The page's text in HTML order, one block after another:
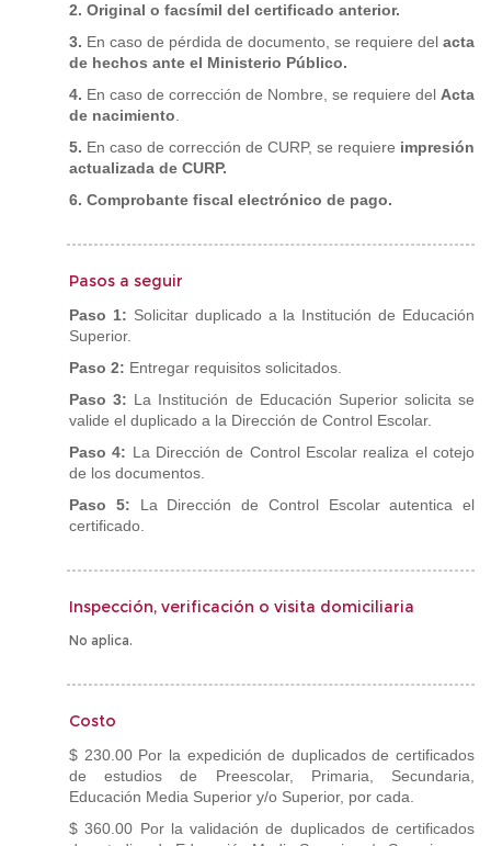
2. Original o facsímil del certificado anterior.
3. En caso de pérdida de documento, se requiere del acta
de hechos ante el Ministerio Público.
4. En caso de corrección de Nombre, se requiere del Acta
de nacimiento
5. En caso de corrección de CURP, se requiere impresión
actualizada de CURP.
6. Comprobante fiscal electrónico de pago.
Pasos a seguir
Paso 1: Solicitar duplicado a la Institución de Educación
Superior.
Paso 2: Entregar requisitos solicitados.
Paso 3: La Institución de Educación Superior solicita se
valide el duplicado a la Dirección de Control Escolar.
Paso 4: La Dirección de Control Escolar realiza el cotejo
de los documentos.
Paso 5: La Dirección de Control Escolar autentica el
certificado.
Inspección, verificación o visita domiciliaria
No aplica.
Costo
$ 230.00 Por la expedición de duplicados de certificados
de estudios de Preescolar, Primaria, Secundaria,
Educación Media Superior y/o Superior, por cada.
$ 360.00 Por la validación de duplicados de certificados